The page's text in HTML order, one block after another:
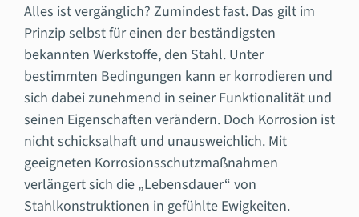
Alles ist vergänglich? Zumindest fast. Das gilt im
Prinzip selbst für einen der beständigsten
bekannten Werkstoffe, den Stahl. Unter
bestimmten Bedingungen kann er korrodieren und
sich dabei zunehmend in seiner Funktionalität und
seinen Eigenschaften verändern. Doch Korrosion ist
nicht schicksalhaft und unausweichlich. Mit
geeigneten Korrosionsschutzmaßnahmen
verlängert sich die „Lebensdauer“ von
Stahlkonstruktionen in gefühlte Ewigkeiten.